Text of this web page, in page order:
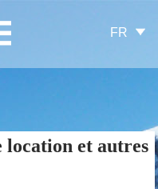
FR
location et autres